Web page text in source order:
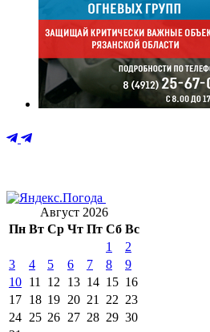
Август 2026
Пн Вт Ср Чт Пт Сб Вс
1
2
3
4 5 6 7 8
9
10 11 12 13 14 15 16
17 18 19 20 21 22 23
24 25 26 27 28 29 30